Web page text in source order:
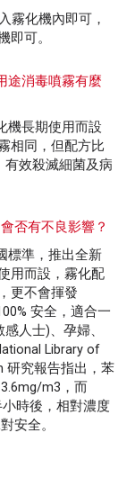
霧化機內即可，
即可。
途消毒噴霧有麼
機長期使用而設
相同，但配方比
有效殺滅細菌及病
否有不良影響？
標準，推出全新
用而設，霧化配
更不會揮發
安全，適合一
人士)、孕婦、
Library of
研究報告指出，苯
m3，而
時後，相對濃度
安全。